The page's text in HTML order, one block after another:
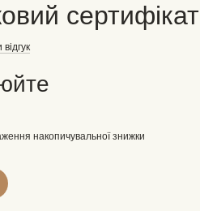
сертифікат
накопичувальної знижки